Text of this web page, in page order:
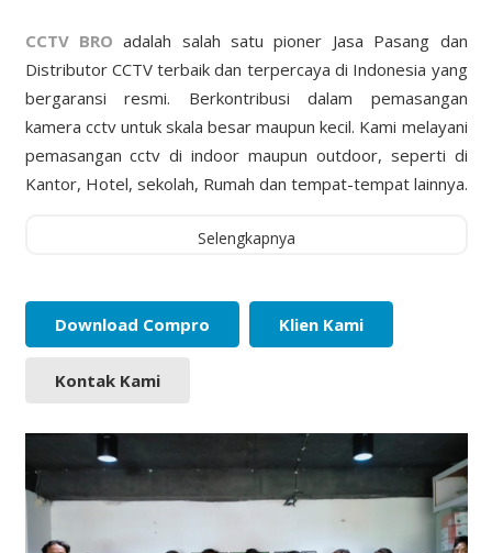
CCTV BRO adalah salah satu pioner Jasa Pasang dan
Distributor CCTV terbaik dan terpercaya di Indonesia yang
bergaransi resmi. Berkontribusi dalam pemasangan
kamera cctv untuk skala besar maupun kecil. Kami melayani
pemasangan cctv di indoor maupun outdoor, seperti di
Kantor, Hotel, sekolah, Rumah dan tempat-tempat lainnya.
Selengkapnya
Download Compro Klien Kami
Kontak Kami